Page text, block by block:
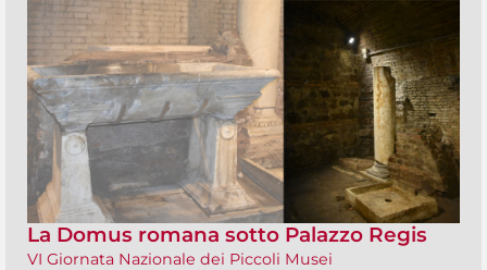
La Domus romana sotto Palazzo Regis
VI Giornata Nazionale dei Piccoli Musei